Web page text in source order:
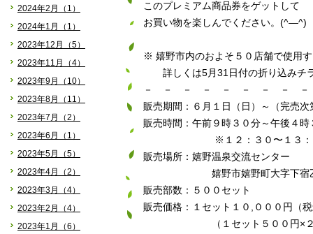
2024年2月（1）
2024年1月（1）
2023年12月（5）
2023年11月（4）
2023年9月（10）
2023年8月（11）
2023年7月（2）
2023年6月（1）
2023年5月（5）
2023年4月（2）
2023年3月（4）
2023年2月（4）
2023年1月（6）
このプレミアム商品券をゲットして
お買い物を楽しんでください。(^―^)
※ 嬉野市内のおよそ５０店舗で使用
詳しくは5月31日付の折り込みチ
－ － － － － － － －
販売期間：６月１日（日）～（完売次
販売時間：午前９時３０分～午後４時
※１２：３０〜１３：３０
販売場所：嬉野温泉交流センター
嬉野市嬉野町大字下宿
販売部数：５００セット
販売価格：１セット１０,０００円（
（１セット５００円×２３